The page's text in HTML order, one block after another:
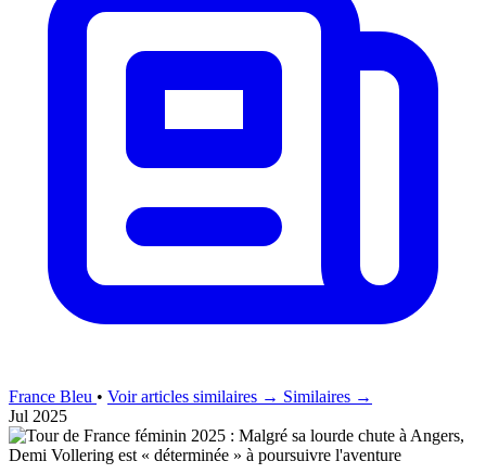
France Bleu • Voir articles similaires → Similaires →
Jul 2025